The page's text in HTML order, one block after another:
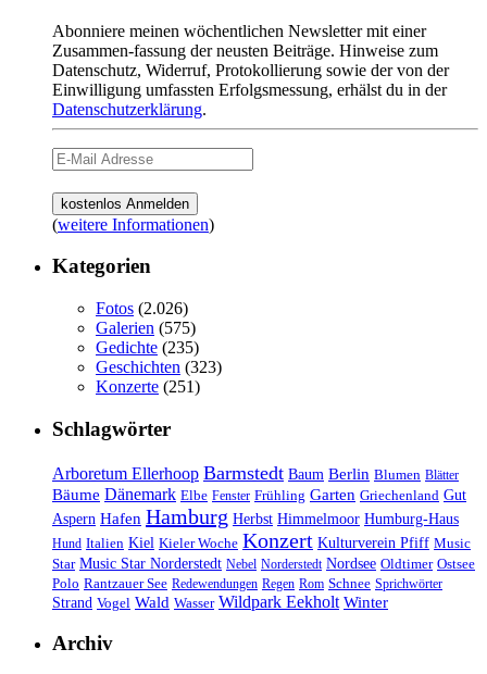
Abonniere meinen wöchentlichen Newsletter mit einer
Zusammen-fassung der neusten Beiträge. Hinweise zum
Datenschutz, Widerruf, Protokollierung sowie der von der
Einwilligung umfassten Erfolgsmessung, erhälst du in der
Datenschutzerklärung.
(weitere Informationen)
Kategorien
Fotos (2.026)
Galerien (575)
Gedichte (235)
Geschichten (323)
Konzerte (251)
Schlagwörter
Arboretum Ellerhoop Barmstedt Baum Berlin Blumen Blätter
Bäume Dänemark Elbe Fenster Frühling Garten Griechenland Gut
Aspern Hafen Hamburg Herbst Himmelmoor Humburg-Haus
Hund Italien Kiel Kieler Woche Konzert Kulturverein Pfiff Music
Star Music Star Norderstedt Nebel Norderstedt Nordsee Oldtimer Ostsee
Polo Rantzauer See Redewendungen Regen Rom Schnee Sprichwörter
Strand Vogel Wald Wasser Wildpark Eekholt Winter
Archiv